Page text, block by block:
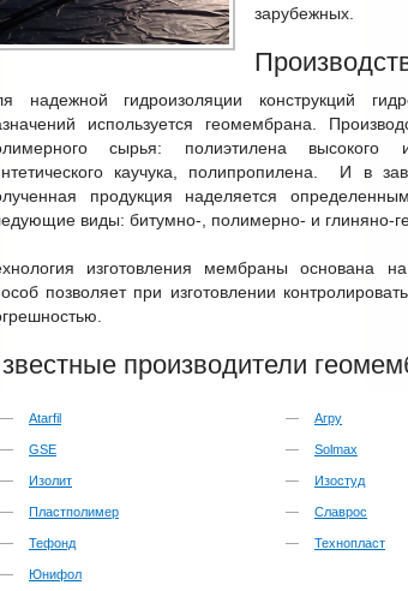
зарубежных.
надежной гидроизоляции конструкций
используется геомембрана.
сырья: полиэтилена высокого
каучука, полипропилена. И в
продукция наделяется
виды: битумно-, полимерно- и глиняно-
изготовления мембраны основана
позволяет при изготовлении
производители
Atarfil
GSE
Изолит
Пластполимер
Тефонд
Юнифол
Агру
Solmax
Изостуд
Славрос
Технопласт